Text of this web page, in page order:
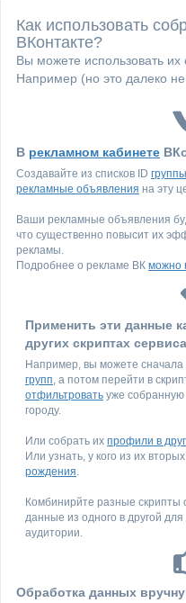
Как использовать
ВКонтакте?
Вы можете использовать
Например (но это далеко
В рекламном кабинете
Создавайте из списков ID
рекламные объявления на эту
Ваши рекламные объявления
что существенно повысит их
рекламы.
Подробнее о рекламе ВК можно
Применить эти данные
других скриптах сервиса
Например, вы можете сначала
групп, а потом перейти в
отфильтровать уже собранную
городу.
Или собрать их профили в
Или узнать, у кого из их
рождения.
Комбинирйте разные скрипты
данные из одного в другой
аудитории.
Обработка данных